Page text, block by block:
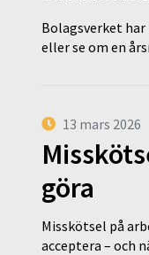
Bolagsverket
eller se om en
13 mars 2026
göra
Misskötsel på
acceptera – och